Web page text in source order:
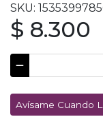
SKU:
$ 8.300
Avísame Cuando